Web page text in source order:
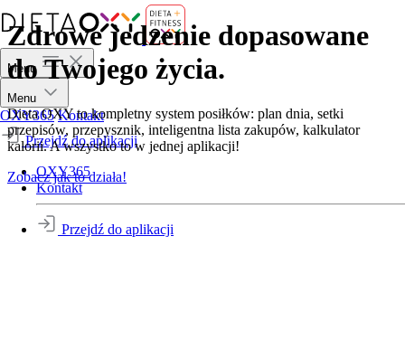
Menu
Menu
OXY365 Kontakt
Przejdź do aplikacji
OXY365
Kontakt
Przejdź do aplikacji
Zdrowe jedzenie dopasowane
do Twojego życia.
Dieta OXY to kompletny system posiłków: plan dnia, setki
przepisów, przepysznik, inteligentna lista zakupów, kalkulator
kalorii. A wszystko to w jednej aplikacji!
Zobacz jak to działa!